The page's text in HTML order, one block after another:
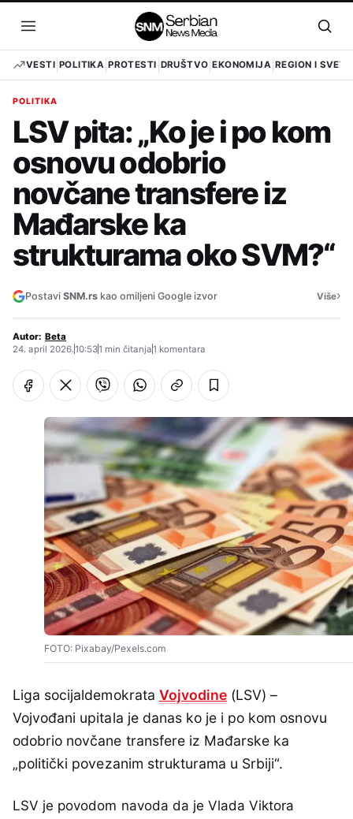
sadržaj
Otvori
meni
VESTI POLITIKA PROTESTI DRUŠTVO EKONOMIJA REGION I SVET
POLITIKA
LSV pita: „Ko je i po kom
osnovu odobrio
novčane transfere iz
Mađarske ka
strukturama oko SVM?“
Postavi SNM.rs kao omiljeni Google izvor Više›
Autor: Beta
24. april 2026.10:531 min čitanja1 komentara
FOTO: Pixabay/Pexels.com
Liga socijaldemokrata Vojvodine (LSV) –
Vojvođani upitala je danas ko je i po kom osnovu
odobrio novčane transfere iz Mađarske ka
„politički povezanim strukturama u Srbiji“.
LSV je povodom navoda da je Vlada Viktora